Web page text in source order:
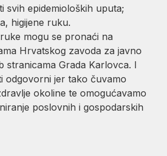
svih epidemioloških uputa;
higijene ruku.
mogu se pronaći na
Hrvatskog zavoda za javno
stranicama Grada Karlovca. I
odgovorni jer tako čuvamo
okoline te omogućavamo
poslovnih i gospodarskih